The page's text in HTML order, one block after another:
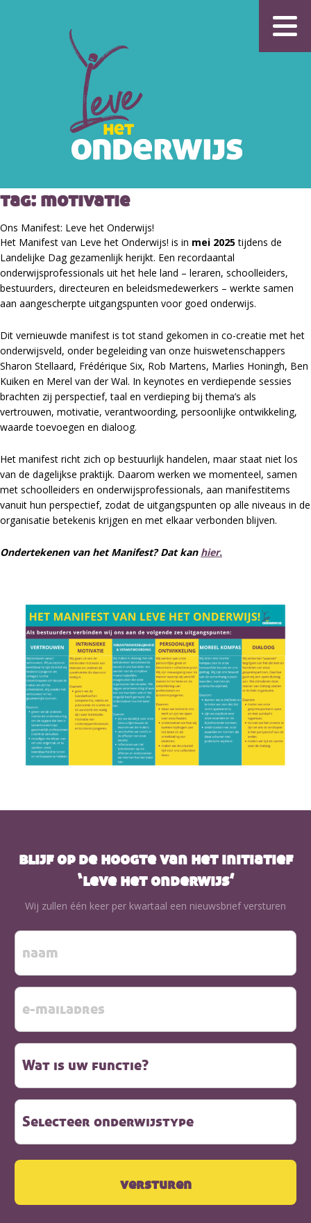
tag: motivatie
Ons Manifest: Leve het Onderwijs!
Het Manifest van Leve het Onderwijs! is in mei 2025tijdens de
Landelijke Dag gezamenlijk herijkt. Een recordaantal
onderwijsprofessionals uit het hele land – leraren, schoolleiders,
bestuurders, directeuren en beleidsmedewerkers – werkte samen
aan aangescherpte uitgangspunten voor goed onderwijs.
Dit vernieuwde manifest is tot stand gekomen in co-creatie met het
onderwijsveld, onder begeleiding van onze huiswetenschappers
Sharon Stellaard, Frédérique Six, Rob Martens, Marlies Honingh, Ben
Kuiken en Merel van der Wal. In keynotes en verdiepende sessies
brachten zij perspectief, taal en verdieping bij thema’s als
vertrouwen, motivatie, verantwoording, persoonlijke ontwikkeling,
waarde toevoegen en dialoog.
Het manifest richt zich op bestuurlijk handelen, maar staat niet los
van de dagelijkse praktijk. Daarom werken we momenteel, samen
met schoolleiders en onderwijsprofessionals, aan manifestitems
vanuit hun perspectief, zodat de uitgangspunten op alle niveaus in de
organisatie betekenis krijgen en met elkaar verbonden blijven.
Ondertekenen van het Manifest? Dat kan hier.
blijf op de hoogte van het initiatief
‘leve het onderwijs’
Wij zullen één keer per kwartaal een nieuwsbrief versturen